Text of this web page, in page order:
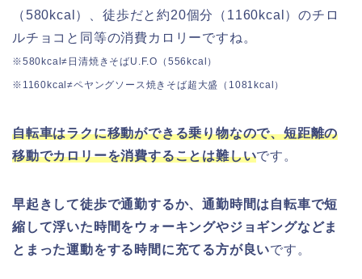
（580kcal）、徒歩だと約20個分（1160kcal）のチロ
ルチョコと同等の消費カロリーですね。
※580kcal≠日清焼きそばU.F.O（556kcal）
※1160kcal≠ペヤングソース焼きそば超大盛（1081kcal）
自転車はラクに移動ができる乗り物なので、短距離の
移動でカロリーを消費することは難しいです。
早起きして徒歩で通勤するか、通勤時間は自転車で短
縮して浮いた時間をウォーキングやジョギングなどま
とまった運動をする時間に充てる方が良いです。